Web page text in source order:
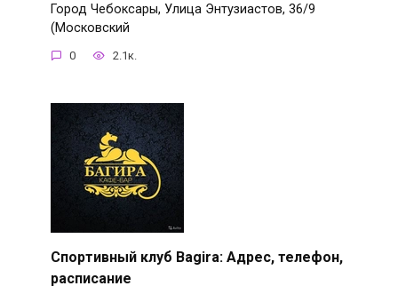
Город Чебоксары, Улица Энтузиастов, 36/9
(Московский
0 2.1к.
Спортивный клуб Bagira: Адрес, телефон,
расписание